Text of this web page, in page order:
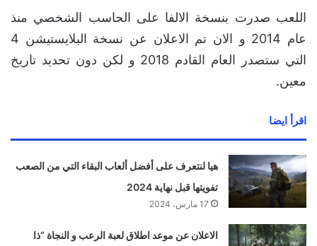
اللعب صدرت بنسخة الالفا على الحاسب الشخصي منذ
عام 2014 و الان تم الاعلان عن نسخة البلايستيشن 4
التي ستصدر العام القادم 2018 و لكن دون تحديد تاريخ
معين.
اقرأ ايضا
هيا لنتعرف على أفضل ألعاب البقاء التي من الصعب
تفويتها قبل نهاية 2024
17 مارس، 2024
الاعلان عن موعد اطلاق لعبة الرعب و النجاة “ذا